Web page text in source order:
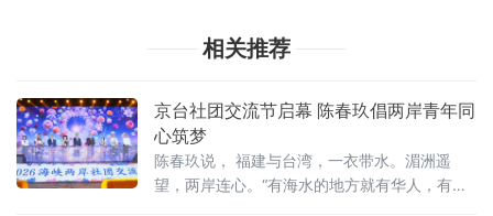
相关推荐
京台社团交流节启幕 陈春玖倡两岸青年同
心筑梦
陈春玖说， 福建与台湾，一衣带水。湄洲遥
望，两岸连心。“有海水的地方就有华人，有华